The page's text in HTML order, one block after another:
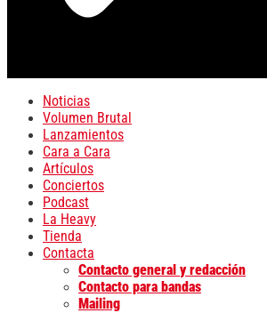
Noticias
Volumen Brutal
Lanzamientos
Cara a Cara
Artículos
Conciertos
Podcast
La Heavy
Tienda
Contacta
Contacto general y redacción
Contacto para bandas
Mailing